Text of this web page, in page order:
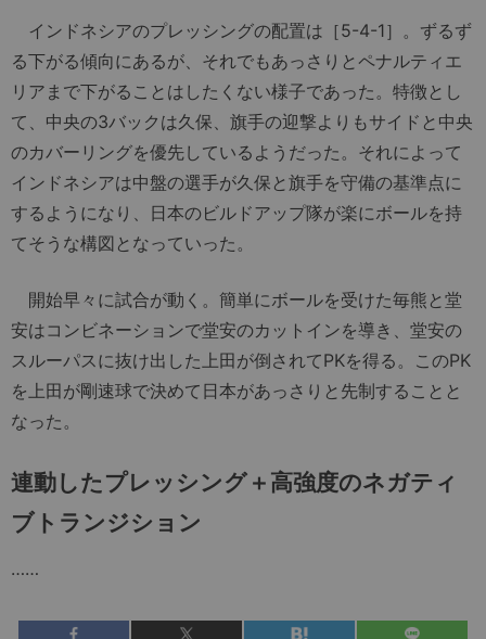
インドネシアのプレッシングの配置は［5-4-1］。ずるず
る下がる傾向にあるが、それでもあっさりとペナルティエ
リアまで下がることはしたくない様子であった。特徴とし
て、中央の3バックは久保、旗手の迎撃よりもサイドと中央
のカバーリングを優先しているようだった。それによって
インドネシアは中盤の選手が久保と旗手を守備の基準点に
するようになり、日本のビルドアップ隊が楽にボールを持
てそうな構図となっていった。
開始早々に試合が動く。簡単にボールを受けた毎熊と堂
安はコンビネーションで堂安のカットインを導き、堂安の
スルーパスに抜け出した上田が倒されてPKを得る。このPK
を上田が剛速球で決めて日本があっさりと先制することと
なった。
連動したプレッシング＋高強度のネガティ
ブトランジション
……